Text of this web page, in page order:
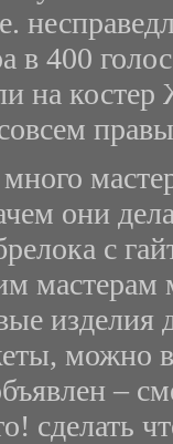
в 400
на
они
с
можно
–
сделать